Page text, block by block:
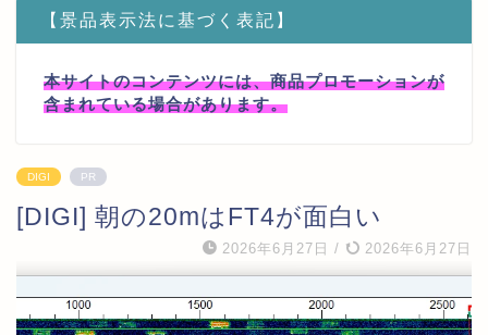
【景品表示法に基づく表記】
本サイトのコンテンツには、商品プロモーションが
含まれている場合があります。
DIGI PR
[DIGI] 朝の20mはFT4が面白い
2026年6月27日 / 2026年6月27日